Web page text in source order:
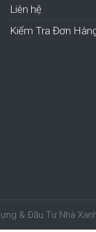
Liên hệ
Kiếm Tra Đơn
& Đầu Tư Nhà